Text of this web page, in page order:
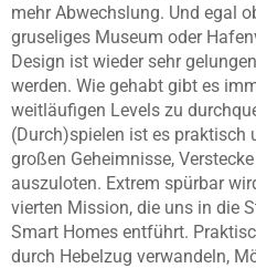
mehr Abwechslung. Und egal
gruseliges Museum oder
Design ist wieder sehr
werden. Wie gehabt gibt es
weitläufigen Levels zu
(Durch)spielen ist es praktisch
großen Geheimnisse,
auszuloten. Extrem spürbar
vierten Mission, die uns in die
Smart Homes entführt.
durch Hebelzug verwandeln,